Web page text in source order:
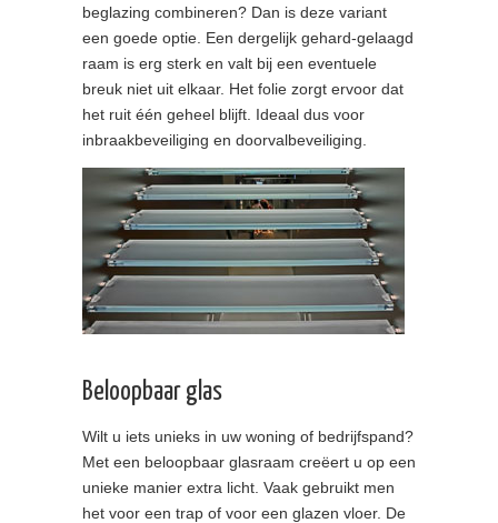
beglazing combineren? Dan is deze variant
een goede optie. Een dergelijk gehard-gelaagd
raam is erg sterk en valt bij een eventuele
breuk niet uit elkaar. Het folie zorgt ervoor dat
het ruit één geheel blijft. Ideaal dus voor
inbraakbeveiliging en doorvalbeveiliging.
Beloopbaar glas
Wilt u iets unieks in uw woning of bedrijfspand?
Met een beloopbaar glasraam creëert u op een
unieke manier extra licht. Vaak gebruikt men
het voor een trap of voor een glazen vloer. De